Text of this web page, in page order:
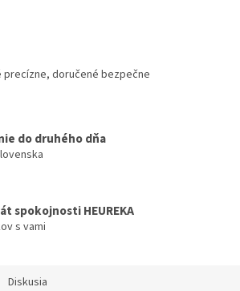
precízne, doručené bezpečne
do druhého dňa
spokojnosti HEUREKA
s vami
Diskusia